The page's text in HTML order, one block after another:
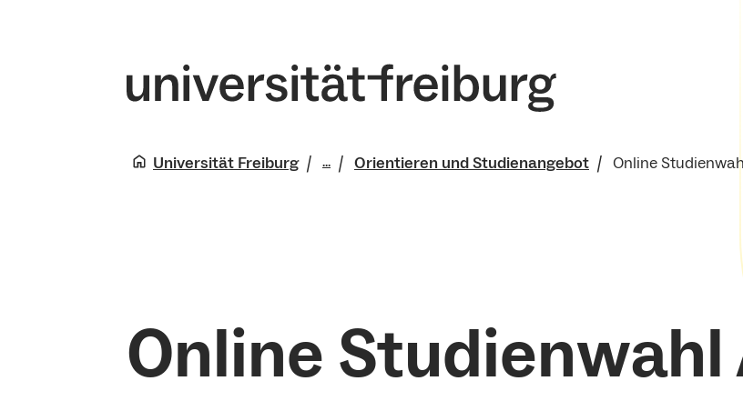
Universität Freiburg ... Orientieren und Studienangebot Online
Online